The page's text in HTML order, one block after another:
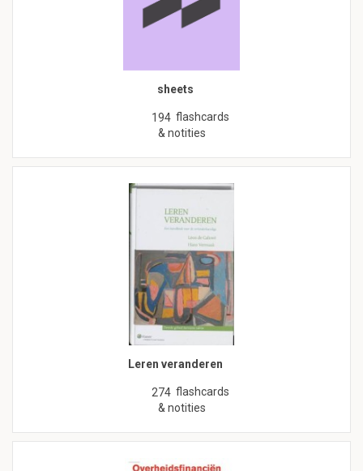
sheets
194 flashcards
& notities
Leren veranderen
274 flashcards
& notities